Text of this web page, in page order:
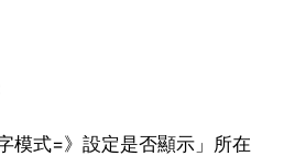
模式=》設定是否顯示」所在